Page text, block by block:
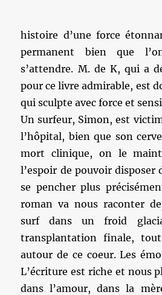
histoire d’une force
permanent bien que
s’attendre. M. de K, qui a
pour ce livre admirable, est
qui sculpte avec force et
Un surfeur, Simon, est
l’hôpital, bien que son
mort clinique, on le
l’espoir de pouvoir disposer
se pencher plus
roman va nous raconter
surf dans un froid
transplantation finale,
autour de ce coeur. Les
L’écriture est riche et nous
dans l’amour, dans la